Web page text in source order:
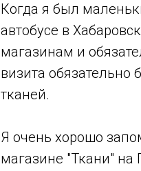
Когда я был
автобусе в
магазинам и
визита обязательно
тканей.
Я очень хорошо
магазине "Ткани"